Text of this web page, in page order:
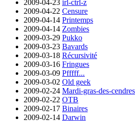
2009-04-23 irl-ctrl-z
2009-04-22 Censure
2009-04-14 Printemps
2009-04-14 Zombies
2009-03-29 Pukko
2009-03-23 Bavards
2009-03-18 Récursivité
2009-03-16 Fringues
2009-03-09 Pfffff...
2009-03-02 Old geek
2009-02-24 Mardi-gras-des-cendres
2009-02-22 OTB
2009-02-17 Binaires
2009-02-14 Darwin